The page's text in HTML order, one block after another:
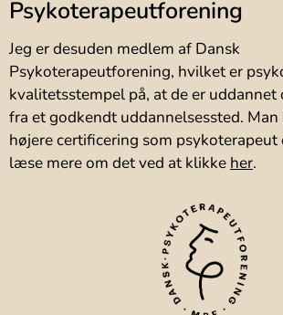
Psykoterapeutforening
Jeg er desuden medlem af Dansk
Psykoterapeutforening, hvilket er
kvalitetsstempel på, at de er uddannet
fra et godkendt uddannelsessted. Man
højere certificering som psykoterapeut
læse mere om det ved at klikke her.